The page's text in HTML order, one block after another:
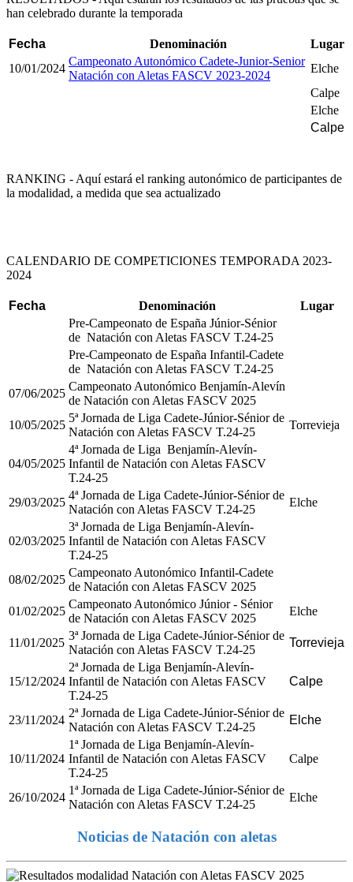
han celebrado durante la temporada
Fecha Denominación
Lugar
10/01/2024
Campeonato Autonómico Cadete-Junior-Senior
Natación con Aletas FASCV 2023-2024
Elche
Calpe
Elche
Calpe
RANKING - Aquí estará el ranking autonómico de participantes de
la modalidad, a medida que sea actualizado
CALENDARIO DE COMPETICIONES TEMPORADA 2023-
2024
Fecha Denominación
Lugar
Pre-Campeonato de España Júnior-Sénior
de Natación con Aletas FASCV T.24-25
Pre-Campeonato de España Infantil-Cadete
de Natación con Aletas FASCV T.24-25
07/06/2025
Campeonato Autonómico Benjamín-Alevín
de Natación con Aletas FASCV 2025
10/05/2025
5ª Jornada de Liga Cadete-Júnior-Sénior de
Natación con Aletas FASCV T.24-25
Torrevieja
04/05/2025
4ª Jornada de Liga Benjamín-Alevín-
Infantil de Natación con Aletas FASCV
T.24-25
29/03/2025
4ª Jornada de Liga Cadete-Júnior-Sénior de
Natación con Aletas FASCV T.24-25
Elche
02/03/2025
3ª Jornada de Liga Benjamín-Alevín-
Infantil de Natación con Aletas FASCV
T.24-25
08/02/2025
Campeonato Autonómico Infantil-Cadete
de Natación con Aletas FASCV 2025
01/02/2025
Campeonato Autonómico Júnior - Sénior
de Natación con Aletas FASCV 2025
Elche
11/01/2025
3ª Jornada de Liga Cadete-Júnior-Sénior de
Natación con Aletas FASCV T.24-25
Torrevieja
15/12/2024
2ª Jornada de Liga Benjamín-Alevín-
Infantil de Natación con Aletas FASCV
T.24-25
Calpe
23/11/2024
2ª Jornada de Liga Cadete-Júnior-Sénior de
Natación con Aletas FASCV T.24-25
Elche
10/11/2024
1ª Jornada de Liga Benjamín-Alevín-
Infantil de Natación con Aletas FASCV
T.24-25
Calpe
26/10/2024
1ª Jornada de Liga Cadete-Júnior-Sénior de
Natación con Aletas FASCV T.24-25
Elche
Noticias de Natación con aletas